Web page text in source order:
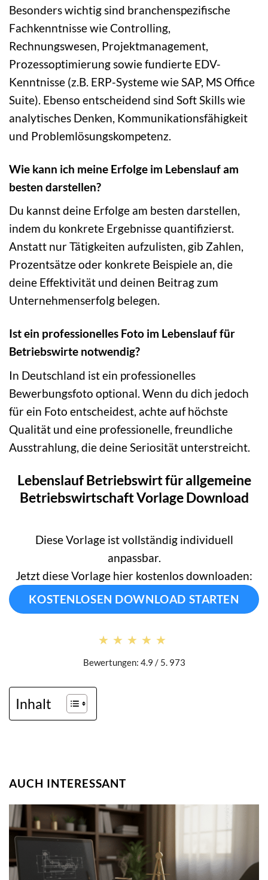
Besonders wichtig sind branchenspezifische
Fachkenntnisse wie Controlling,
Rechnungswesen, Projektmanagement,
Prozessoptimierung sowie fundierte EDV-
Kenntnisse (z.B. ERP-Systeme wie SAP, MS Office
Suite). Ebenso entscheidend sind Soft Skills wie
analytisches Denken, Kommunikationsfähigkeit
und Problemlösungskompetenz.
Wie kann ich meine Erfolge im Lebenslauf am
besten darstellen?
Du kannst deine Erfolge am besten darstellen,
indem du konkrete Ergebnisse quantifizierst.
Anstatt nur Tätigkeiten aufzulisten, gib Zahlen,
Prozentsätze oder konkrete Beispiele an, die
deine Effektivität und deinen Beitrag zum
Unternehmenserfolg belegen.
Ist ein professionelles Foto im Lebenslauf für
Betriebswirte notwendig?
In Deutschland ist ein professionelles
Bewerbungsfoto optional. Wenn du dich jedoch
für ein Foto entscheidest, achte auf höchste
Qualität und eine professionelle, freundliche
Ausstrahlung, die deine Seriosität unterstreicht.
Lebenslauf Betriebswirt für allgemeine
Betriebswirtschaft Vorlage Download
Diese Vorlage ist vollständig individuell
anpassbar.
Jetzt diese Vorlage hier kostenlos downloaden:
KOSTENLOSEN DOWNLOAD STARTEN
★★★★★
★★★★★
Bewertungen: 4.9 / 5. 973
Inhalt
AUCH INTERESSANT